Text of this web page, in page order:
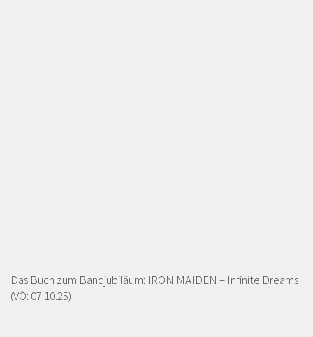
Das Buch zum Bandjubiläum: IRON MAIDEN – Infinite Dreams
(VÖ: 07.10.25)